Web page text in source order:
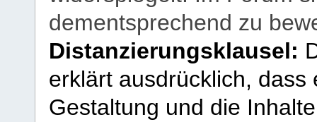
dementsprechend zu
Distanzierungsklausel:
erklärt ausdrücklich,
Gestaltung und die